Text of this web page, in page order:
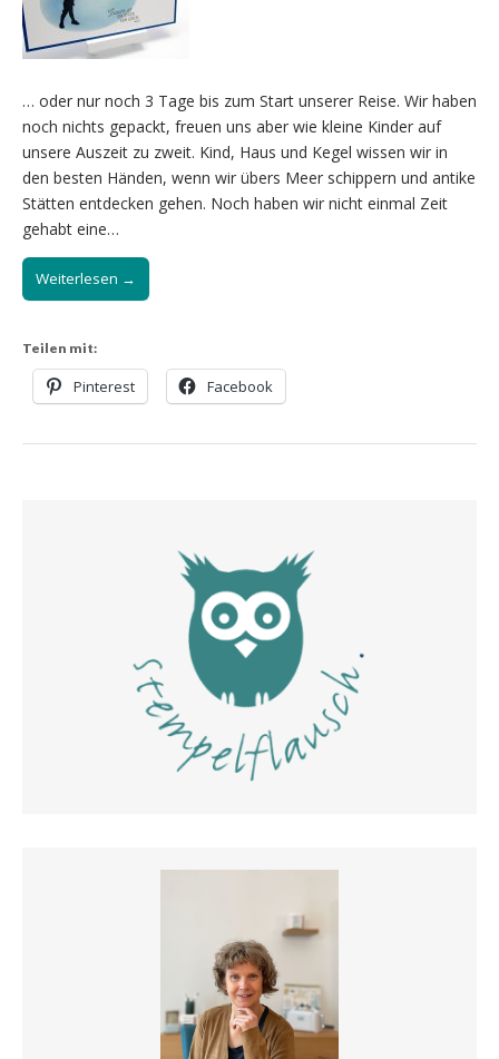
… oder nur noch 3 Tage bis zum Start unserer Reise. Wir haben
noch nichts gepackt, freuen uns aber wie kleine Kinder auf
unsere Auszeit zu zweit. Kind, Haus und Kegel wissen wir in
den besten Händen, wenn wir übers Meer schippern und antike
Stätten entdecken gehen. Noch haben wir nicht einmal Zeit
gehabt eine…
Weiterlesen →
Teilen mit:
Pinterest Facebook